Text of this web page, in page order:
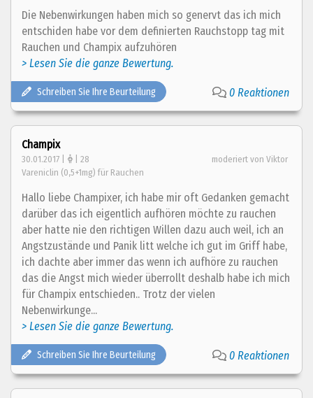
Die Nebenwirkungen haben mich so genervt das ich mich
entschiden habe vor dem definierten Rauchstopp tag mit
Rauchen und Champix aufzuhören
> Lesen Sie die ganze Bewertung.
Schreiben Sie Ihre Beurteilung 0 Reaktionen
Champix
30.01.2017 | | 28
moderiert von Viktor
Vareniclin (0,5+1mg) für Rauchen
Hallo liebe Champixer, ich habe mir oft Gedanken gemacht
darüber das ich eigentlich aufhören möchte zu rauchen
aber hatte nie den richtigen Willen dazu auch weil, ich an
Angstzustände und Panik litt welche ich gut im Griff habe,
ich dachte aber immer das wenn ich aufhöre zu rauchen
das die Angst mich wieder überrollt deshalb habe ich mich
für Champix entschieden.. Trotz der vielen
Nebenwirkunge...
> Lesen Sie die ganze Bewertung.
Schreiben Sie Ihre Beurteilung 0 Reaktionen